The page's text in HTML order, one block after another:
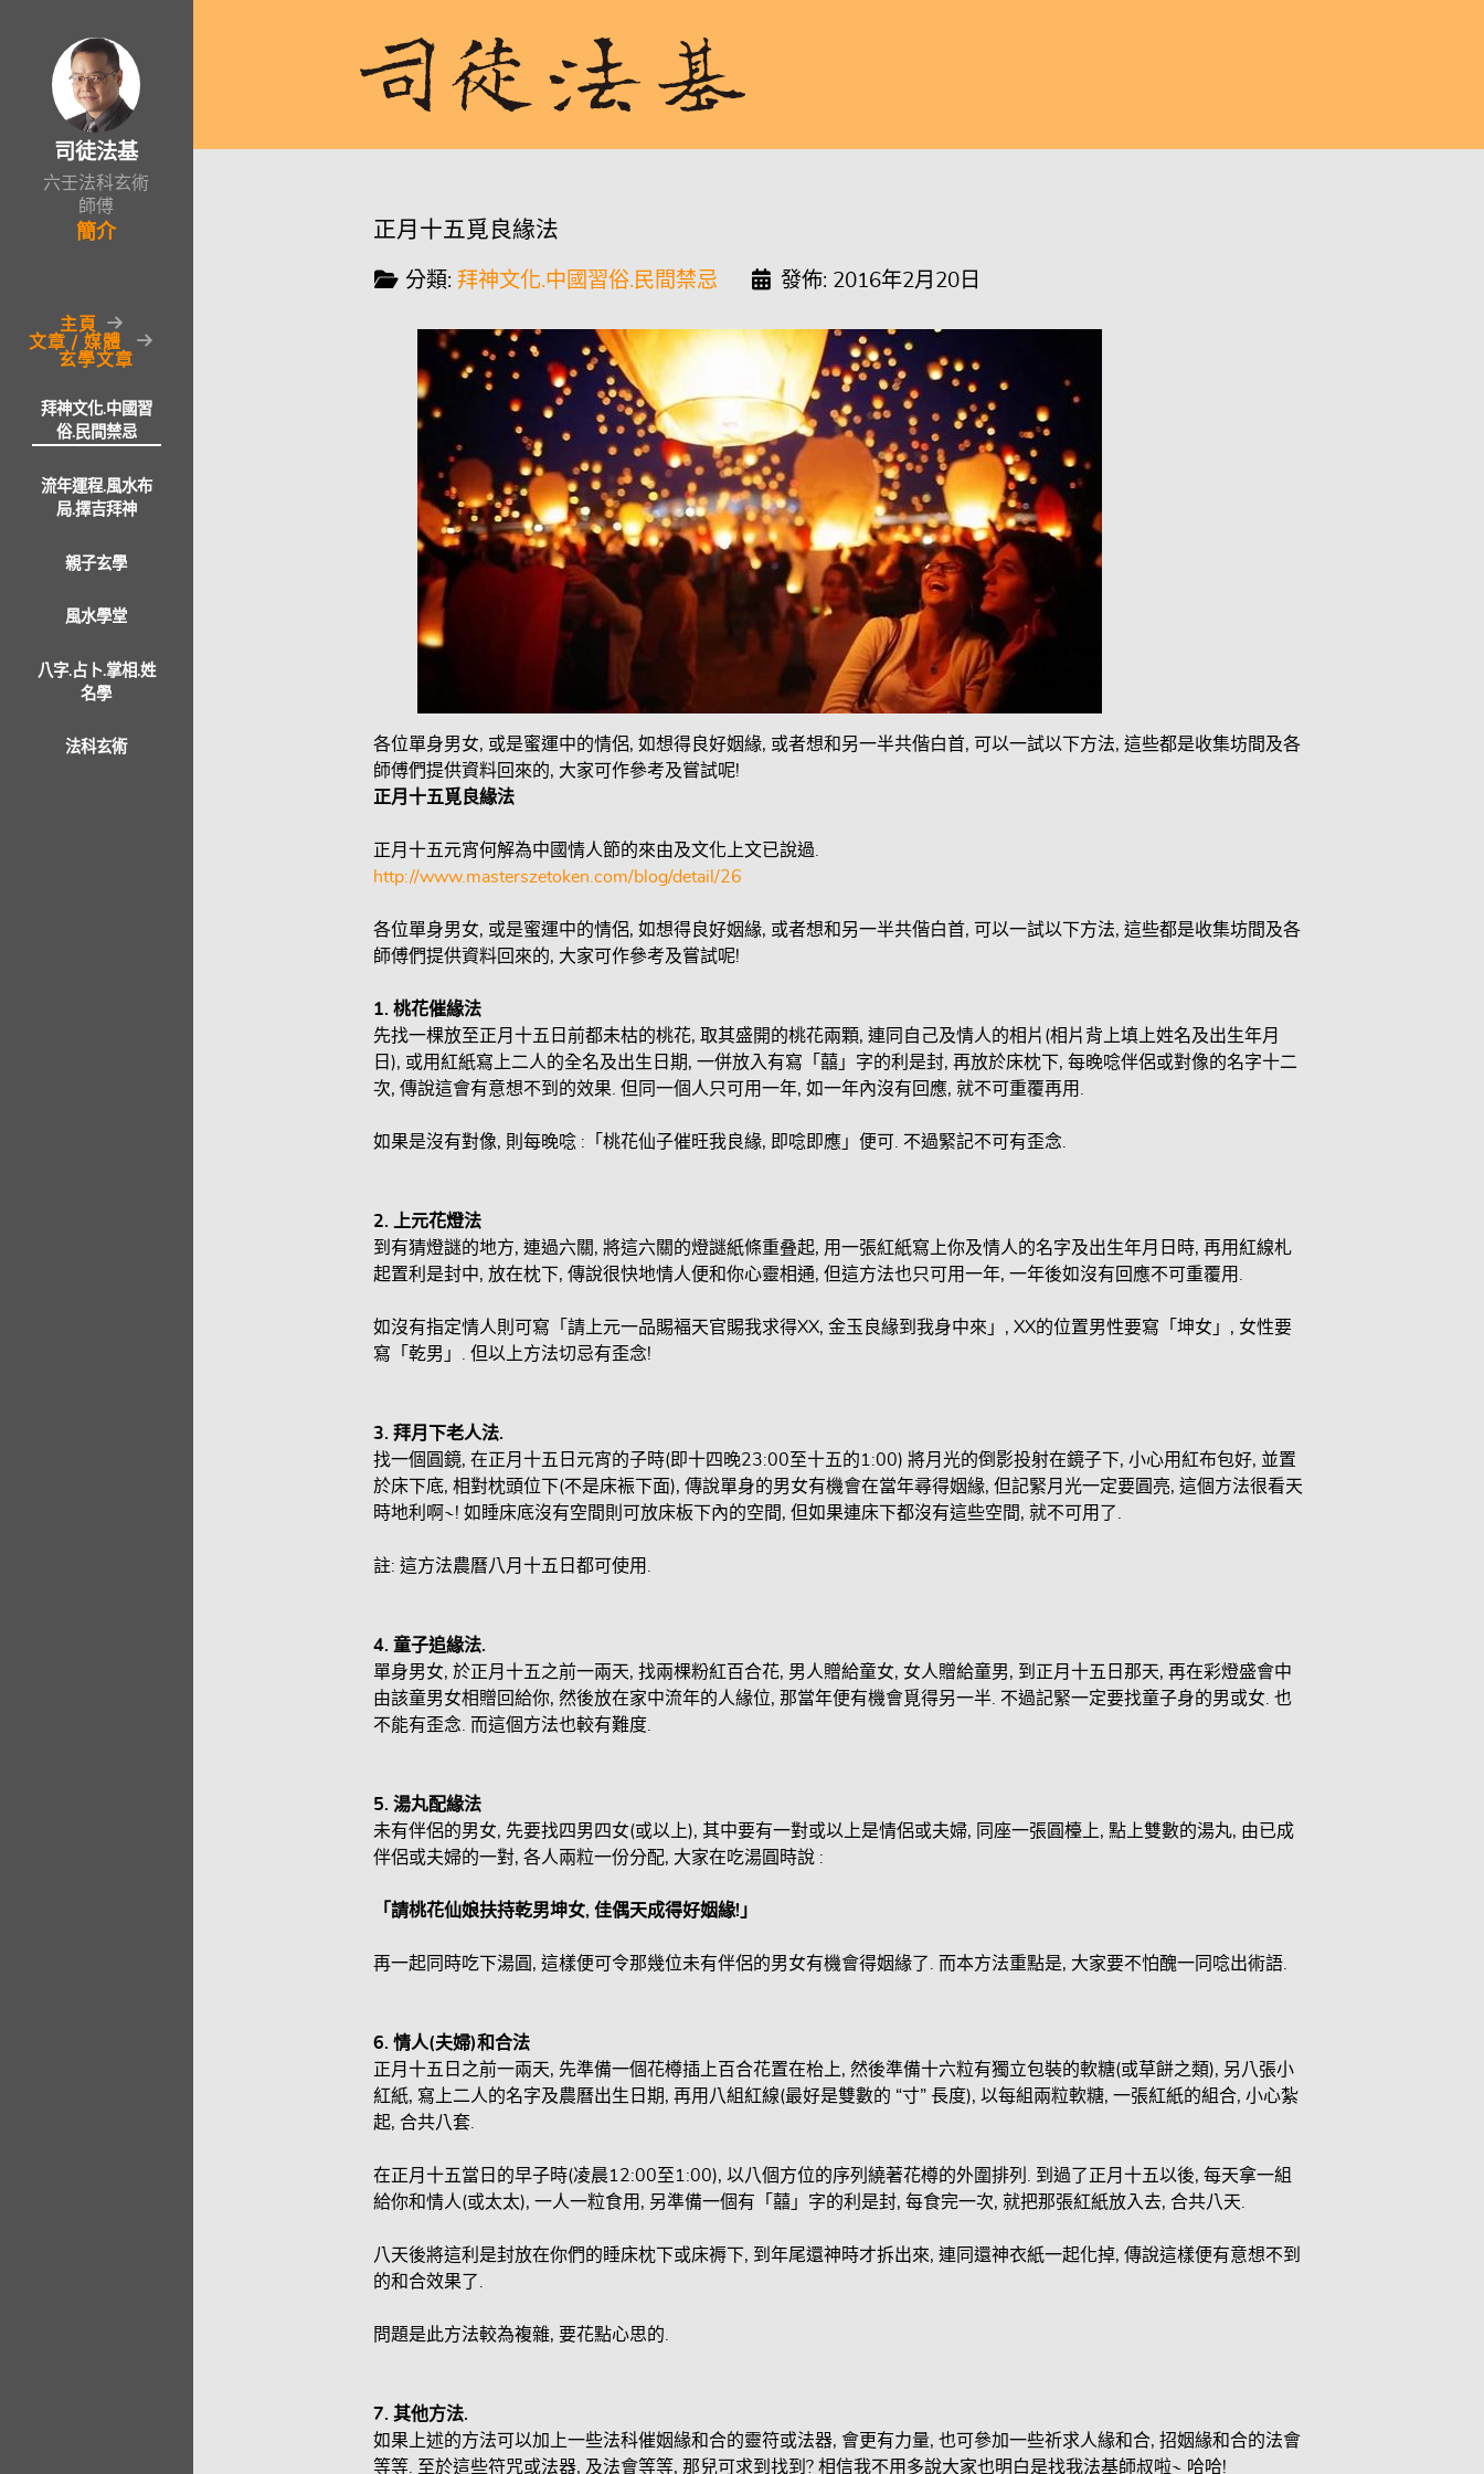
司徒法基
六壬法科玄術
師傅
簡介
主頁
文章 / 媒體
玄學文章
拜神文化.中國習
俗.民間禁忌
流年運程.風水布
局.擇吉拜神
親子玄學
風水學堂
八字.占卜.掌相.姓
名學
法科玄術
正月十五覓良緣法
分類: 拜神文化.中國習俗.民間禁忌 發佈: 2016年2月20日
各位單身男女, 或是蜜運中的情侶, 如想得良好姻緣, 或者想和另一半共偕白首, 可以一試以下方法, 這些都是收集坊間及各
師傅們提供資料回來的, 大家可作參考及嘗試呢!
正月十五覓良緣法
正月十五元宵何解為中國情人節的來由及文化上文已說過.
http://www.masterszetoken.com/blog/detail/26
各位單身男女, 或是蜜運中的情侶, 如想得良好姻緣, 或者想和另一半共偕白首, 可以一試以下方法, 這些都是收集坊間及各
師傅們提供資料回來的, 大家可作參考及嘗試呢!
1. 桃花催緣法
先找一棵放至正月十五日前都未枯的桃花, 取其盛開的桃花兩顆, 連同自己及情人的相片(相片背上填上姓名及出生年月
日), 或用紅紙寫上二人的全名及出生日期, 一併放入有寫「囍」字的利是封, 再放於床枕下, 每晚唸伴侶或對像的名字十二
次, 傳說這會有意想不到的效果. 但同一個人只可用一年, 如一年內沒有回應, 就不可重覆再用.
如果是沒有對像, 則每晚唸 :「桃花仙子催旺我良緣, 即唸即應」便可. 不過緊記不可有歪念.
2.
上元花燈法
到有猜燈謎的地方, 連過六關, 將這六關的燈謎紙條重叠起, 用一張紅紙寫上你及情人的名字及出生年月日時, 再用紅線札
起置利是封中, 放在枕下, 傳說很快地情人便和你心靈相通, 但這方法也只可用一年, 一年後如沒有回應不可重覆用.
如沒有指定情人則可寫「請上元一品賜褔天官賜我求得XX, 金玉良緣到我身中來」, XX的位置男性要寫「坤女」, 女性要
寫「乾男」. 但以上方法切忌有歪念!
3. 拜月下老人法.
找一個圓鏡, 在正月十五日元宵的子時(即十四晚23:00至十五的1:00) 將月光的倒影投射在鏡子下, 小心用紅布包好, 並置
於床下底, 相對枕頭位下(不是床裖下面), 傳說單身的男女有機會在當年尋得姻緣, 但記緊月光一定要圓亮, 這個方法很看天
時地利啊~! 如睡床底沒有空間則可放床板下內的空間, 但如果連床下都沒有這些空間, 就不可用了.
註: 這方法農曆八月十五日都可使用.
4. 童子追緣法.
單身男女, 於正月十五之前一兩天, 找兩棵粉紅百合花, 男人贈給童女, 女人贈給童男, 到正月十五日那天, 再在彩燈盛會中
由該童男女相贈回給你, 然後放在家中流年的人緣位, 那當年便有機會覓得另一半. 不過記緊一定要找童子身的男或女. 也
不能有歪念. 而這個方法也較有難度.
5. 湯丸配緣法
未有伴侶的男女, 先要找四男四女(或以上), 其中要有一對或以上是情侶或夫婦, 同座一張圓檯上, 點上雙數的湯丸, 由已成
伴侶或夫婦的一對, 各人兩粒一份分配, 大家在吃湯圓時說 :
「請桃花仙娘扶持乾男坤女, 佳偶天成得好姻緣!」
再一起同時吃下湯圓, 這樣便可令那幾位未有伴侶的男女有機會得姻緣了. 而本方法重點是, 大家要不怕醜一同唸出術語.
6. 情人(夫婦)和合法
正月十五日之前一兩天, 先準備一個花樽插上百合花置在枱上, 然後準備十六粒有獨立包裝的軟糖(或草餅之類), 另八張小
紅紙, 寫上二人的名字及農曆出生日期, 再用八組紅線(最好是雙數的 “寸” 長度), 以每組兩粒軟糖, 一張紅紙的組合, 小心紮
起, 合共八套.
在正月十五當日的早子時(凌晨12:00至1:00), 以八個方位的序列繞著花樽的外圍排列. 到過了正月十五以後, 每天拿一組
給你和情人(或太太), 一人一粒食用, 另準備一個有「囍」字的利是封, 每食完一次, 就把那張紅紙放入去, 合共八天.
八天後將這利是封放在你們的睡床枕下或床褥下, 到年尾還神時才拆出來, 連同還神衣紙一起化掉, 傳說這樣便有意想不到
的和合效果了.
問題是此方法較為複雜, 要花點心思的.
7. 其他方法.
如果上述的方法可以加上一些法科催姻緣和合的靈符或法器, 會更有力量, 也可參加一些祈求人緣和合, 招姻緣和合的法會
等等. 至於這些符咒或法器, 及法會等等, 那兒可求到找到? 相信我不用多說大家也明白是找我法基師叔啦~ 哈哈!